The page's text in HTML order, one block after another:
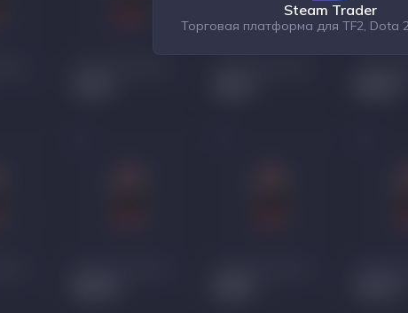
Steam Trader
Торговая платформа для TF2, Dota